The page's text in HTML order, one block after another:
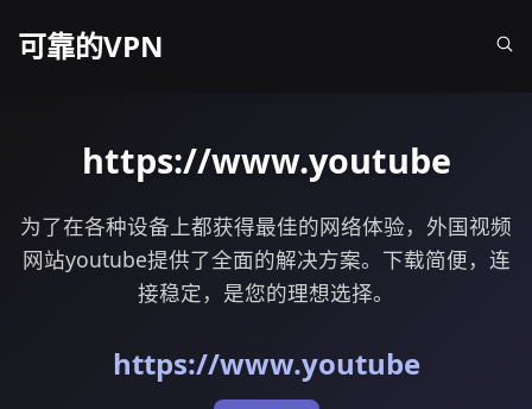
可靠的VPN
https://www.youtube
为了在各种设备上都获得最佳的网络体验，外国视频
网站youtube提供了全面的解决方案。下载简便，连
接稳定，是您的理想选择。
https://www.youtube